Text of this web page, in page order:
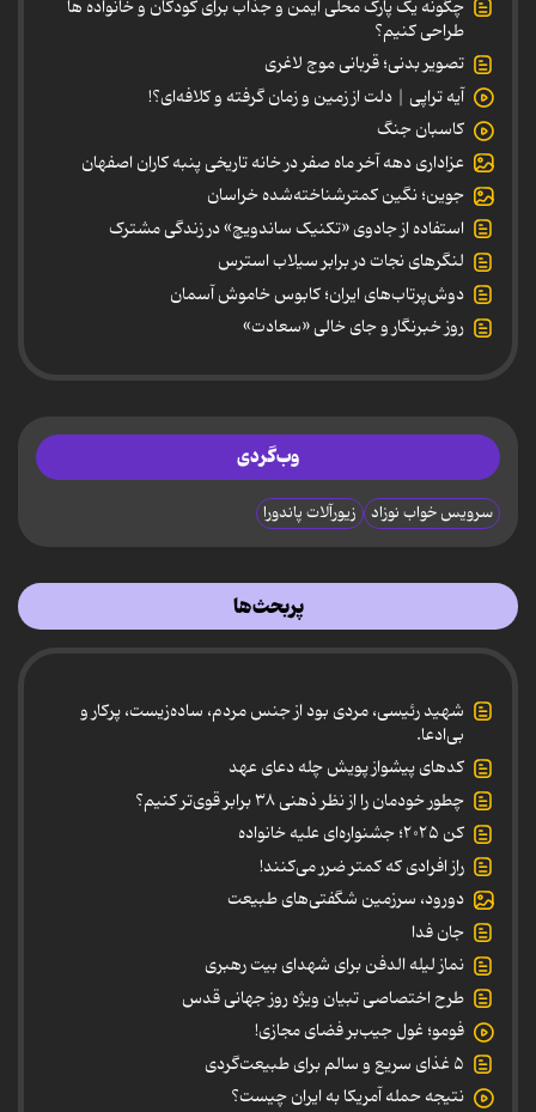
چگونه یک پارک محلی ایمن و جذاب برای کودکان و خانواده ها
طراحی کنیم؟
تصویر بدنی؛ قربانی موج لاغری
آیه تراپی | دلت از زمین و زمان گرفته و کلافه‌ای؟!
کاسبان جنگ
عزاداری دهه آخر ماه صفر در خانه تاریخی پنبه کاران اصفهان
جوین؛ نگین کمترشناخته‌شده خراسان
استفاده از جادوی «تکنیک ساندویچ» در زندگی مشترک
لنگرهای نجات در برابر سیلاب استرس
دوش‌پرتاب‌های ایران؛ کابوس خاموش آسمان
روز خبرنگار و جای خالی «سعادت»
وب‌گردی
سرویس خواب نوزاد زیورآلات پاندورا
پربحث‌ها
شهید رئیسی، مردی بود از جنس مردم، ساده‌زیست، پرکار و
بی‌ادعا.
کدهای پیشواز پویش چله دعای عهد
چطور خودمان را از نظر ذهنی ۳۸ برابر قوی‌تر کنیم؟
کن ۲۰۲۵؛ جشنواره‌ای علیه خانواده
راز افرادی که کمتر ضرر می‌کنند!
دورود، سرزمین شگفتی‌های طبیعت
جان فدا
نماز لیله الدفن برای شهدای بیت رهبری
طرح اختصاصی تبیان ویژه روز جهانی قدس
فومو؛ غول جیب‌بر فضای مجازی!
۵ غذای سریع و سالم برای طبیعت‌گردی
نتیجه حمله آمریکا به ایران چیست؟